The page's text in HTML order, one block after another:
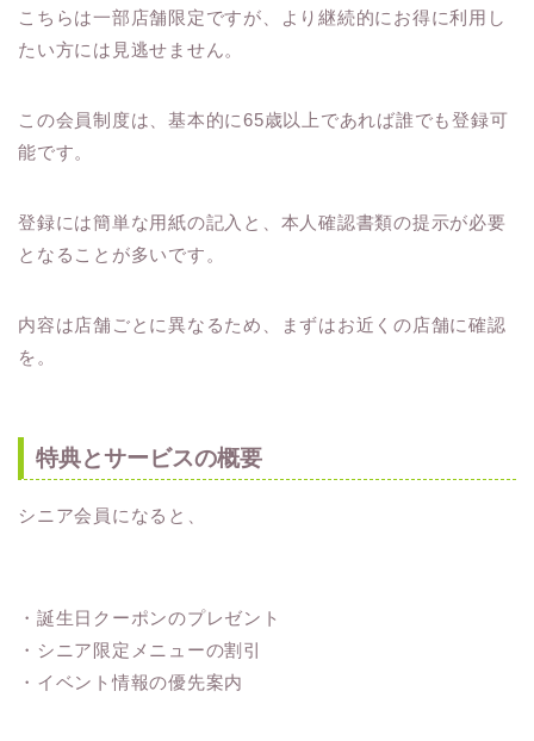
こちらは一部店舗限定ですが、より継続的にお得に利用し
たい方には見逃せません。
この会員制度は、基本的に65歳以上であれば誰でも登録可
能です。
登録には簡単な用紙の記入と、本人確認書類の提示が必要
となることが多いです。
内容は店舗ごとに異なるため、まずはお近くの店舗に確認
を。
特典とサービスの概要
シニア会員になると、
・誕生日クーポンのプレゼント
・シニア限定メニューの割引
・イベント情報の優先案内